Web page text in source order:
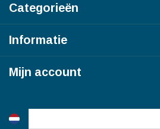
Categorieën
Informatie
Mijn account